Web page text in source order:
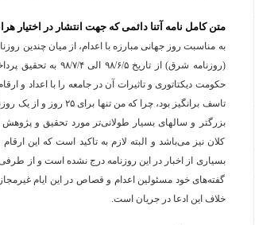
متن کامل نامه آتنا دائمی که جهت انتشار در اختیار
(روزنامه شرق) از
حکومت دیکتاتوری و تاثیرات آن در جامعه را با اعداد و
تاسف برانگیز بود، چرا که
بزرگتر و سالهای بسیار طولانی‌تر مورد تحقیق و
کلان نیز می‌باشد و البته لازم به تاکید است که این
بسیاری از اخبار در این روزنامه درج نشده است و از
گفته‌های خود مسئولین اعدام و قصاص در این ایام
خلاف این ادعا در جریان است.